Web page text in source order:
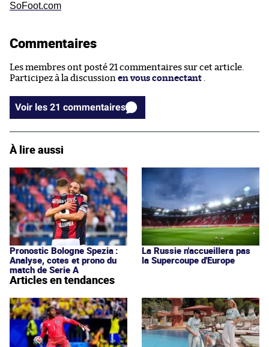
SoFoot.com
Commentaires
Les membres ont posté 21 commentaires sur cet article.
Participez à la discussion en vous connectant .
Voir les 21 commentaires
À lire aussi
Pronostic Bologne Spezia :
Analyse, cotes et prono du
match de Serie A
La Russie n'accueillera pas
la Supercoupe d'Europe
Articles en tendances